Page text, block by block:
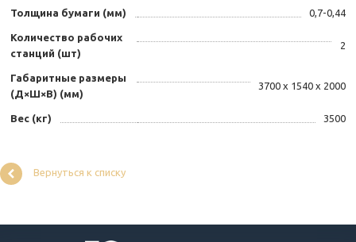
Толщина бумаги (мм) 0,7-0,44
Количество рабочих
станций (шт)
2
Габаритные размеры
(Д×Ш×В) (мм)
3700 х 1540 х 2000
Вес (кг) 3500
Вернуться к списку